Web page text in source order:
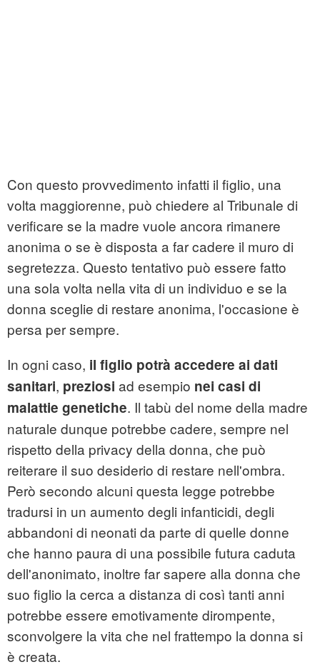
Con questo provvedimento infatti il figlio, una
volta maggiorenne, può chiedere al Tribunale di
verificare se la madre vuole ancora rimanere
anonima o se è disposta a far cadere il muro di
segretezza. Questo tentativo può essere fatto
una sola volta nella vita di un individuo e se la
donna sceglie di restare anonima, l'occasione è
persa per sempre.
In ogni caso, il figlio potrà accedere ai dati
sanitari, preziosi ad esempio nei casi di
malattie genetiche. Il tabù del nome della madre
naturale dunque potrebbe cadere, sempre nel
rispetto della privacy della donna, che può
reiterare il suo desiderio di restare nell'ombra.
Però secondo alcuni questa legge potrebbe
tradursi in un aumento degli infanticidi, degli
abbandoni di neonati da parte di quelle donne
che hanno paura di una possibile futura caduta
dell'anonimato, inoltre far sapere alla donna che
suo figlio la cerca a distanza di così tanti anni
potrebbe essere emotivamente dirompente,
sconvolgere la vita che nel frattempo la donna si
è creata.